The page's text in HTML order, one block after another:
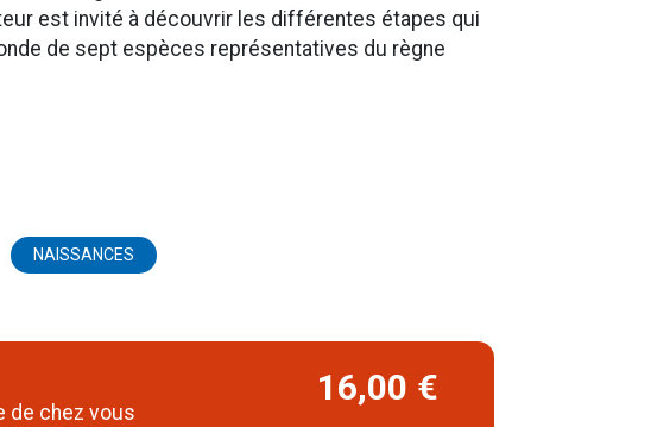
est invité à découvrir les différentes étapes qui
de sept espèces représentatives du règne
NAISSANCES
de chez vous
16,00 €